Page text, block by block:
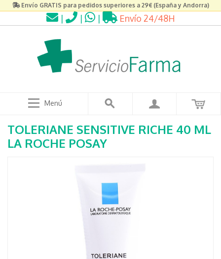
Envío GRATIS para pedidos superiores a 29€ (España y Andorra)
| | | Envío 24/48H
Menú
TOLERIANE SENSITIVE RICHE 40 ML
LA ROCHE POSAY